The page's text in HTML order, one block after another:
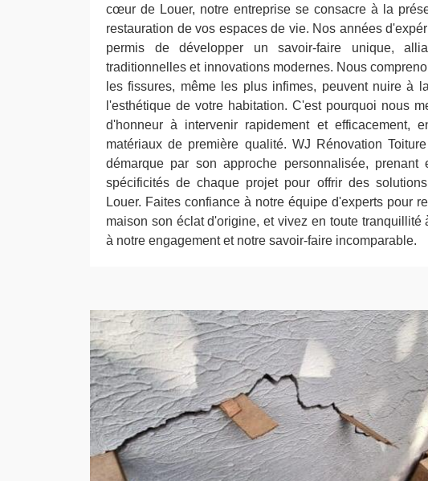
cœur de Louer, notre entreprise se consacre à la
restauration de vos espaces de vie. Nos années
permis de développer un savoir-faire unique,
traditionnelles et innovations modernes. Nous
les fissures, même les plus infimes, peuvent nuire à
l'esthétique de votre habitation. C'est pourquoi nous
d'honneur à intervenir rapidement et efficacement,
matériaux de première qualité. WJ Rénovation
démarque par son approche personnalisée, prenant
spécificités de chaque projet pour offrir des
Louer. Faites confiance à notre équipe d'experts pour
maison son éclat d'origine, et vivez en toute tranquillité
à notre engagement et notre savoir-faire incomparable.